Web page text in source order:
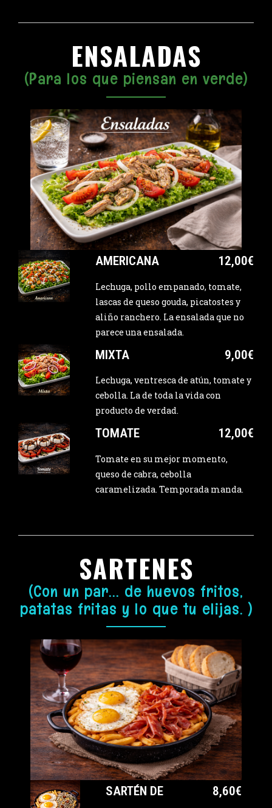
ENSALADAS
(Para los que piensan en verde)
AMERICANA 12,00€
Lechuga, pollo empanado, tomate,
lascas de queso gouda, picatostes y
aliño ranchero. La ensalada que no
parece una ensalada.
MIXTA 9,00€
Lechuga, ventresca de atún, tomate y
cebolla. La de toda la vida con
producto de verdad.
TOMATE 12,00€
Tomate en su mejor momento,
queso de cabra, cebolla
caramelizada. Temporada manda.
SARTENES
(Con un par... de huevos fritos,
patatas fritas y lo que tu elijas. )
SARTÉN DE
8,60€